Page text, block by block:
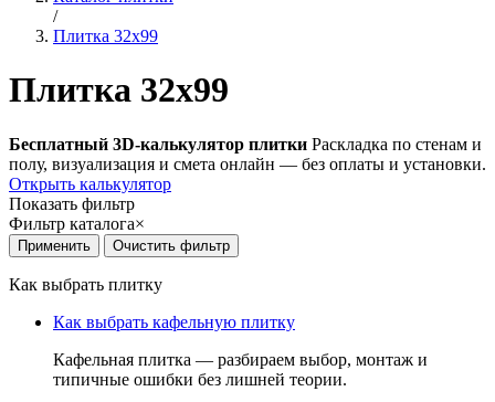
/
Плитка 32x99
Плитка 32x99
Бесплатный 3D-калькулятор плитки Раскладка по стенам и
полу, визуализация и смета онлайн — без оплаты и установки.
Открыть калькулятор
Показать фильтр
Фильтр каталога×
Как выбрать плитку
Как выбрать кафельную плитку
Кафельная плитка — разбираем выбор, монтаж и
типичные ошибки без лишней теории.